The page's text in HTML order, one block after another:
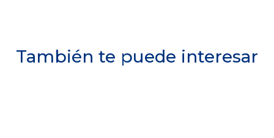
También te puede interesar